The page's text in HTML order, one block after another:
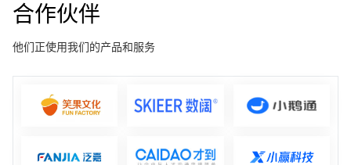
合作伙伴
他们正使用我们的产品和服务